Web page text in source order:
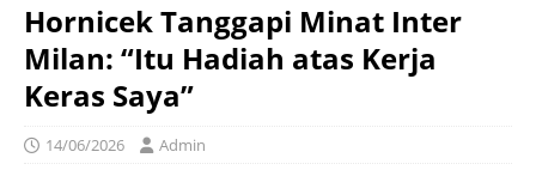
Hornicek Tanggapi Minat Inter
Milan: “Itu Hadiah atas Kerja
Keras Saya”
14/06/2026 Admin